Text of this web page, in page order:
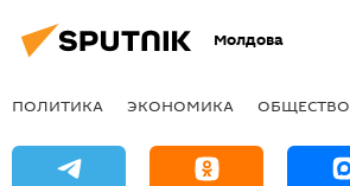
Молдова
ПОЛИТИКА ЭКОНОМИКА ОБЩЕСТВО